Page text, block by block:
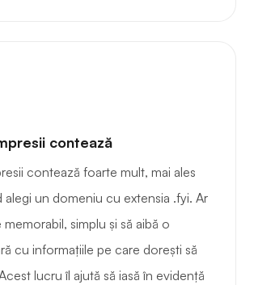
contează
contează foarte mult, mai ales
alegi un domeniu cu extensia .fyi. Ar
simplu și să aibă o
cu informațiile pe care dorești să
lucru îl ajută să iasă în evidență